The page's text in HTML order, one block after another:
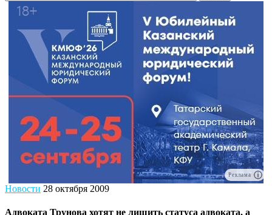
Реклама
Новости 28 октября 2009
Адвоката Трунова хотят не лишить статуса адвоката, а